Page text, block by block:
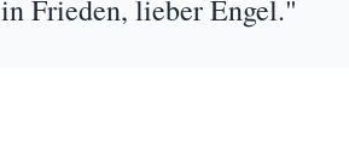
in Frieden, lieber Engel."